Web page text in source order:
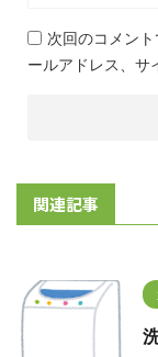
次回のコメン
ールアドレス、サ
関連記事